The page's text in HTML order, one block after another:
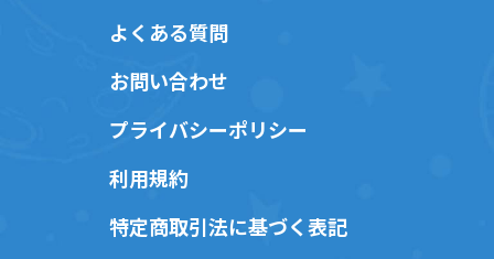
よくある質問
お問い合わせ
プライバシーポリシー
利用規約
特定商取引法に基づく表記